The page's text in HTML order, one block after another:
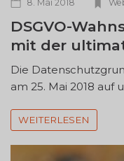
8. Mai 2018
DSGVO-
mit der
Die
am 25. Mai 2018 auf
WEITERLESEN